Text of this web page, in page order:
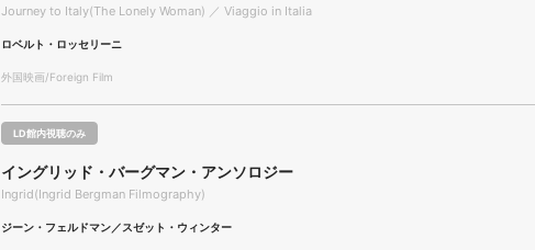
Journey to Italy(The Lonely Woman) ／ Viaggio in Italia
ロベルト・ロッセリーニ
外国映画/Foreign Film
LD館内視聴のみ
イングリッド・バーグマン・アンソロジー
Ingrid(Ingrid Bergman Filmography)
ジーン・フェルドマン／スゼット・ウィンター